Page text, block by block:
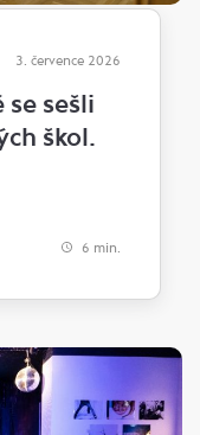
3. července 2026
sešli
škol.
6 min.